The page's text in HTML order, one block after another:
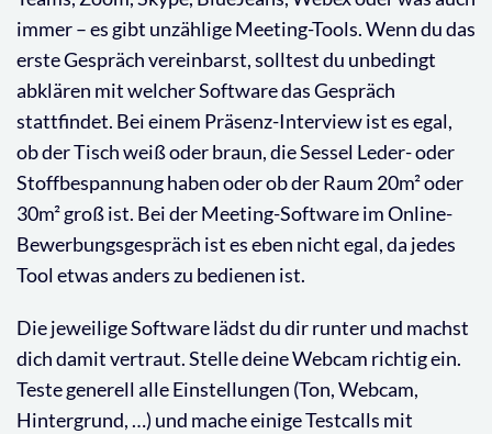
immer – es gibt unzählige Meeting-Tools. Wenn du das
erste Gespräch vereinbarst, solltest du unbedingt
abklären mit welcher Software das Gespräch
stattfindet. Bei einem Präsenz-Interview ist es egal,
ob der Tisch weiß oder braun, die Sessel Leder- oder
Stoffbespannung haben oder ob der Raum 20m² oder
30m² groß ist. Bei der Meeting-Software im Online-
Bewerbungsgespräch ist es eben nicht egal, da jedes
Tool etwas anders zu bedienen ist.
Die jeweilige Software lädst du dir runter und machst
dich damit vertraut. Stelle deine Webcam richtig ein.
Teste generell alle Einstellungen (Ton, Webcam,
Hintergrund, …) und mache einige Testcalls mit